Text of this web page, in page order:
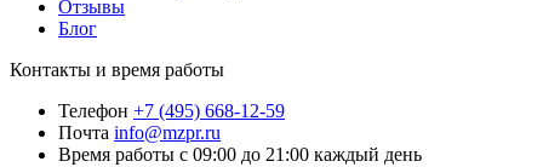
Отзывы
Блог
Контакты и время работы
Телефон +7 (495) 668-12-59
Почта info@mzpr.ru
Время работы с 09:00 до 21:00 каждый день